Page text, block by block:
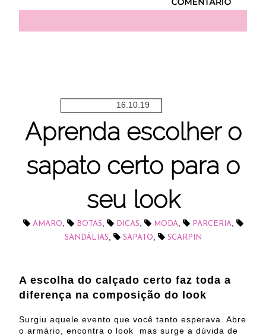
16.10.19
Aprenda escolher o
sapato certo para o
seu look
AMARO BOTAS DICAS MODA PARCERIA
SANDÁLIAS SAPATO SCARPIN
A escolha do calçado certo faz toda a
diferença na composição do look
Surgiu aquele evento que você tanto esperava. Abre
o armário, encontra o look
mas surge a dúvida de